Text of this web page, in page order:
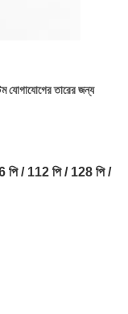
যোগাযোগের তারের জন্য
পি / 112 পি / 128 পি /